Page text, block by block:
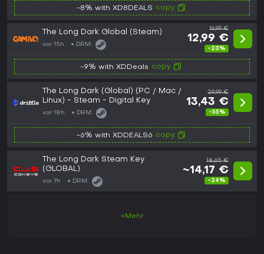
-8% with XD8DEALS copy
The Long Dark Global (Steam)
vor 15h DRM:
16,99 €
12,99 €
-23%
-9% with XDDeals copy
The Long Dark (Global) (PC / Mac /
Linux) - Steam - Digital Key
vor 18h DRM:
29,99 €
13,43 €
-55%
-6% with XDDEALS6 copy
The Long Dark Steam Key
(GLOBAL)
vor 7h DRM:
18,65 €
~14,17 €
-24%
+Mehr